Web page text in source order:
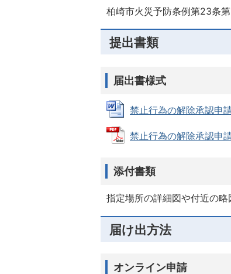
柏崎市火災予防条例第23条
提出書類
届出書様式
禁止行為の解除承認申
禁止行為の解除承認申
添付書類
指定場所の詳細図や付近の略
届け出方法
オンライン申請